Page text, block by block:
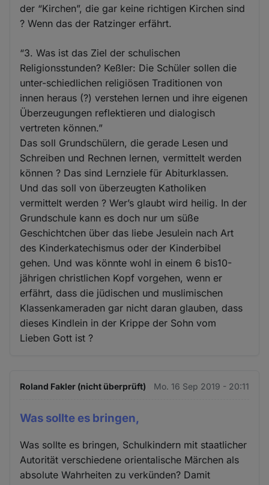
der “Kirchen”, die gar keine richtigen Kirchen sind
? Wenn das der Ratzinger erfährt.
“3. Was ist das Ziel der schulischen
Religionsstunden? Keßler: Die Schüler sollen die
unter-schiedlichen religiösen Traditionen von
innen heraus (?) verstehen lernen und ihre eigenen
Überzeugungen reflektieren und dialogisch
vertreten können.”
Das soll Grundschülern, die gerade Lesen und
Schreiben und Rechnen lernen, vermittelt werden
können ? Das sind Lernziele für Abiturklassen.
Und das soll von überzeugten Katholiken
vermittelt werden ? Wer’s glaubt wird heilig. In der
Grundschule kann es doch nur um süße
Geschichtchen über das liebe Jesulein nach Art
des Kinderkatechismus oder der Kinderbibel
gehen. Und was könnte wohl in einem 6 bis10-
jährigen christlichen Kopf vorgehen, wenn er
erfährt, dass die jüdischen und muslimischen
Klassenkameraden gar nicht daran glauben, dass
dieses Kindlein in der Krippe der Sohn vom
Lieben Gott ist ?
Roland Fakler (nicht überprüft) Mo. 16 Sep 2019 - 20:11
Was sollte es bringen,
Was sollte es bringen, Schulkindern mit staatlicher
Autorität verschiedene orientalische Märchen als
absolute Wahrheiten zu verkünden? Damit